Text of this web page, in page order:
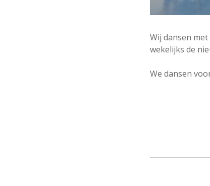
Wij dansen
wekelijks de
We dansen